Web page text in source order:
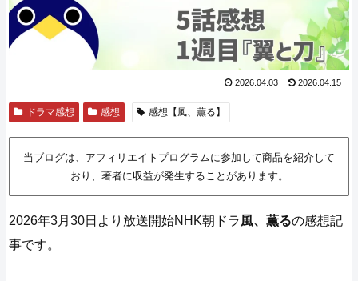
2026.04.03 2026.04.15
ドラマ感想 感想 感想【風、薫る】
当ブログは、アフィリエイトプログラムに参加して商品を紹介して
おり、著者に収益が発生することがあります。
2026年3月30日より放送開始NHK朝ドラ風、薫るの感想記
事です。